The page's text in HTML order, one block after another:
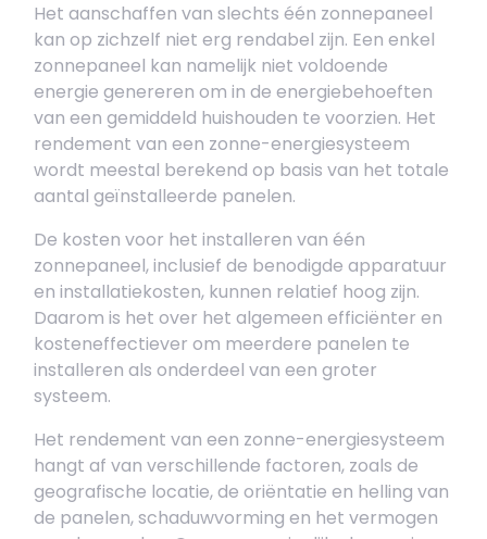
Het aanschaffen van slechts één zonnepaneel
kan op zichzelf niet erg rendabel zijn. Een enkel
zonnepaneel kan namelijk niet voldoende
energie genereren om in de energiebehoeften
van een gemiddeld huishouden te voorzien. Het
rendement van een zonne-energiesysteem
wordt meestal berekend op basis van het totale
aantal geïnstalleerde panelen.
De kosten voor het installeren van één
zonnepaneel, inclusief de benodigde apparatuur
en installatiekosten, kunnen relatief hoog zijn.
Daarom is het over het algemeen efficiënter en
kosteneffectiever om meerdere panelen te
installeren als onderdeel van een groter
systeem.
Het rendement van een zonne-energiesysteem
hangt af van verschillende factoren, zoals de
geografische locatie, de oriëntatie en helling van
de panelen, schaduwvorming en het vermogen